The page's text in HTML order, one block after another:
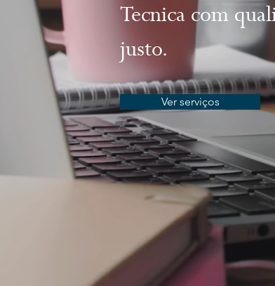
Tecnica com
justo.
Ver serviços